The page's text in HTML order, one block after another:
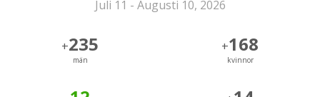
Juli 11 - Augusti 10, 2026
+235
män
+168
kvinnor